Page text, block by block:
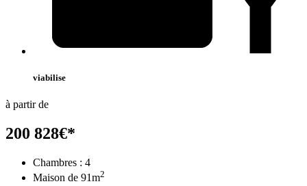
viabilise
à partir de
200 828€*
Chambres : 4
Maison de 91m2